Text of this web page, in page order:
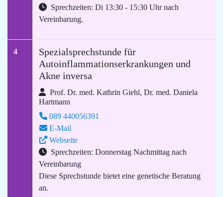
Sprechzeiten: Di 13:30 - 15:30 Uhr nach
Vereinbarung.
4
Spezialsprechstunde für
Autoinflammationserkrankungen und
Akne inversa
Prof. Dr. med. Kathrin Giehl, Dr. med. Daniela
Hartmann
089 440056391
E-Mail
Webseite
Sprechzeiten: Donnerstag Nachmittag nach
Vereinbarung
Diese Sprechstunde bietet eine genetische Beratung
an.